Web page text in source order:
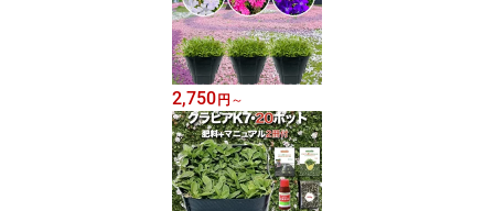
2,750円 ～